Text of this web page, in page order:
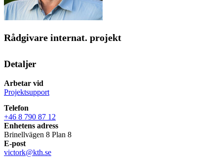
Rådgivare internat. projekt
Detaljer
Arbetar vid
Projektsupport
Telefon
+46 8 790 87 12
Enhetens adress
Brinellvägen 8 Plan 8
E-post
victork@kth.se